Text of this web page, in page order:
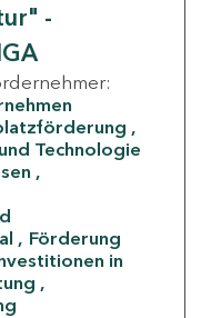
-
Technologie
Förderung
in